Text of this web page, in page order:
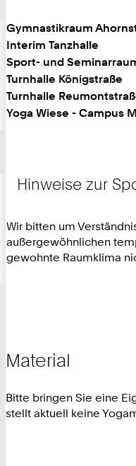
Gymnastikraum
Interim Tanzhalle
Sport- und
Turnhalle Königstraße
Turnhalle
Yoga Wiese - Campus
Hinweise zur
Wir bitten um
außergewöhnlichen
gewohnte Raumklima
Material
Bitte bringen Sie eine
stellt aktuell keine